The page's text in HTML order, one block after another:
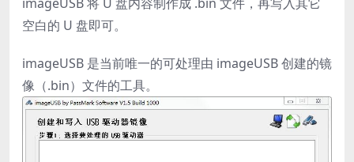
空白的 U 盘即可。
imageUSB 是当前唯一的可处理由 imageUSB 创建的镜
像（.bin）文件的工具。